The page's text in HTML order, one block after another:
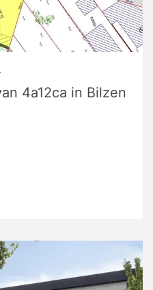
4a12ca in Bilzen